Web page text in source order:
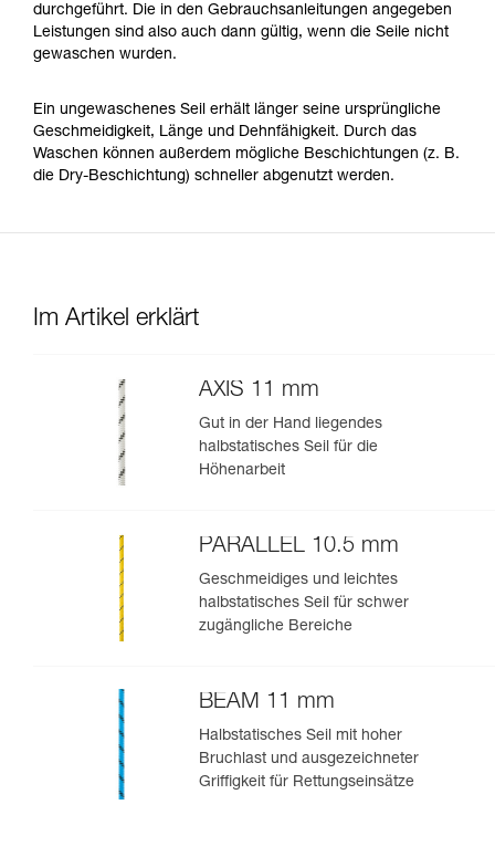
durchgeführt. Die in den Gebrauchsanleitungen angegeben
Leistungen sind also auch dann gültig, wenn die Seile nicht
gewaschen wurden.
Ein ungewaschenes Seil erhält länger seine ursprüngliche
Geschmeidigkeit, Länge und Dehnfähigkeit. Durch das
Waschen können außerdem mögliche Beschichtungen (z. B.
die Dry-Beschichtung) schneller abgenutzt werden.
Im Artikel erklärt
AXIS 11 mm
Gut in der Hand liegendes
halbstatisches Seil für die
Höhenarbeit
PARALLEL 10.5 mm
Geschmeidiges und leichtes
halbstatisches Seil für schwer
zugängliche Bereiche
BEAM 11 mm
Halbstatisches Seil mit hoher
Bruchlast und ausgezeichneter
Griffigkeit für Rettungseinsätze